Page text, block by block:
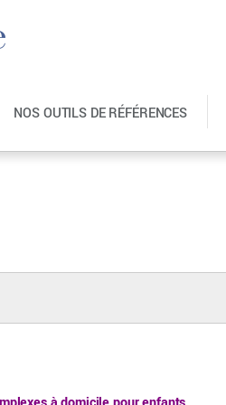
NOS OUTILS DE RÉFÉRENCES